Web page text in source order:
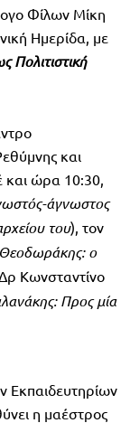
Φίλων Μίκη
Ημερίδα, με
και
και ώρα 10:30,
άγνωστος
του), τον
ο
Κωνσταντίνο
Προς μία
Εκπαιδευτηρίων
η μαέστρος